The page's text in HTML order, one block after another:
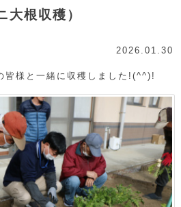
大根収穫）
2026.01.30
皆様と一緒に収穫しました!(^^)!